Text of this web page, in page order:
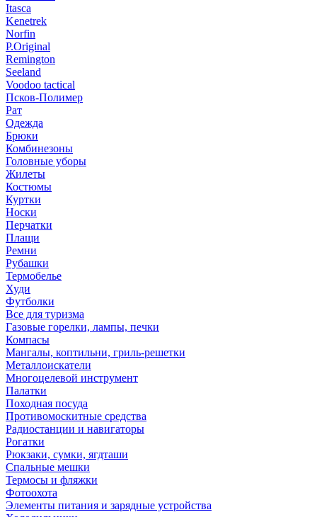
Itasca
Kenetrek
Norfin
P.Original
Remington
Seeland
Voodoo tactical
Псков-Полимер
Рат
Одежда
Брюки
Комбинезоны
Головные уборы
Жилеты
Костюмы
Куртки
Носки
Перчатки
Плащи
Ремни
Рубашки
Термобелье
Худи
Футболки
Все для туризма
Газовые горелки, лампы, печки
Компасы
Мангалы, коптильни, гриль-решетки
Металлоискатели
Многоцелевой инструмент
Палатки
Походная посуда
Противомоскитные средства
Радиостанции и навигаторы
Рогатки
Рюкзаки, сумки, ягдташи
Спальные мешки
Термосы и фляжки
Фотоохота
Элементы питания и зарядные устройства